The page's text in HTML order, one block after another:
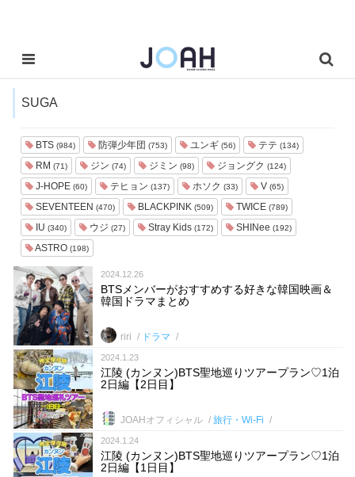
SUGA
BTS (984) 防弾少年団 (753) ユンギ (56) テテ (134)
RM (71) ジン (74) ジミン (98) ジョングク (124)
J-HOPE (60) テヒョン (137) ホソク (33) V (65)
SEVENTEEN (470) BLACKPINK (509) TWICE (789)
IU (340) ウジ (27) Stray Kids (172) SHINee (192)
ASTRO (198)
2024.12.26
BTSメンバーがおすすめする好きな韓国映画＆
韓国ドラマまとめ
riri ドラマ
2024.1.23
江陵 (カンヌン)BTS聖地巡りツアープラン♡1泊
2日編【2日目】
JOAHオフィシャル 旅行・Wi-Fi
2024.1.24
江陵 (カンヌン)BTS聖地巡りツアープラン♡1泊
2日編【1日目】